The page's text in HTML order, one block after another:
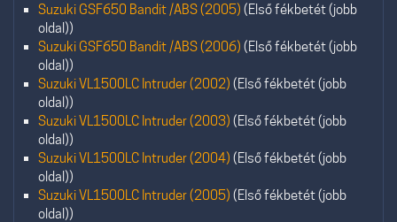
Suzuki GSF650 Bandit /ABS (2005) (Első fékbetét (jobb
oldal))
Suzuki GSF650 Bandit /ABS (2006) (Első fékbetét (jobb
oldal))
Suzuki VL1500LC Intruder (2002) (Első fékbetét (jobb
oldal))
Suzuki VL1500LC Intruder (2003) (Első fékbetét (jobb
oldal))
Suzuki VL1500LC Intruder (2004) (Első fékbetét (jobb
oldal))
Suzuki VL1500LC Intruder (2005) (Első fékbetét (jobb
oldal))